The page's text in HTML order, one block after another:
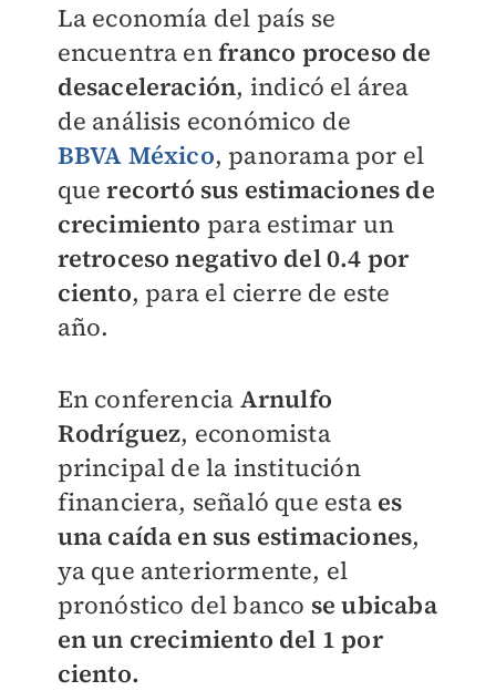
La economía del país se
encuentra enfranco proceso de
desaceleración, indicó el área
de análisis económico de
BBVA México, panorama por el
querecortó sus estimaciones de
crecimiento para estimar un
retroceso negativo del 0.4 por
ciento, para el cierre de este
año.
En conferencia Arnulfo
Rodríguez, economista
principal de la institución
financiera, señaló que estaes
una caída en sus estimaciones,
ya que anteriormente, el
pronóstico del banco se ubicaba
en un crecimiento del 1 por
ciento.